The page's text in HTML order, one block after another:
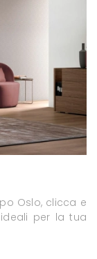
Oslo, clicca e
per la tua